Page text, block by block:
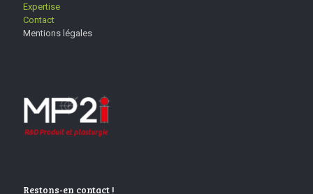
Expertise
Contact
Mentions légales
Restons-en contact !